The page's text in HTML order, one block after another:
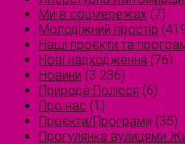
Ми в соцмережах (7)
Молодіжний простір
Наші проєкти та
Нові надходження (76)
Новини (3 236)
Природа Полісся (6)
Про нас (1)
Проєкти/Програми (35)
Прогулянка вулицями